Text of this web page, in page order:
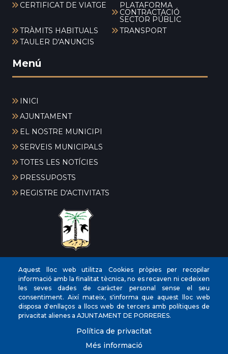
CERTIFICAT DE VIATGE PLATAFORMA
CONTRACTACIÓ
SECTOR PÚBLIC
TRÀMITS HABITUALS
TRANSPORT
TAULER D'ANUNCIS
Menú
INICI
AJUNTAMENT
EL NOSTRE MUNICIPI
SERVEIS MUNICIPALS
TOTES LES NOTÍCIES
PRESSUPOSTS
REGISTRE D'ACTIVITATS
CIF
‎P0704300C
Direccions
Plaça de la Vila, 17 CP: 07260
Telèfon (+34) 971 647221
Fax
(+34) 971 168265
Aquest lloc web utilitza Cookies pròpies per recopilar
informació amb la finalitat tècnica, no es recaven ni cedeixen
les seves dades de caràcter personal sense el seu
consentiment. Així mateix, s'informa que aquest lloc web
disposa d'enllaços a llocs web de tercers amb polítiques de
privacitat alienes a AJUNTAMENT DE PORRERES.
Política de privacitat
Més informació